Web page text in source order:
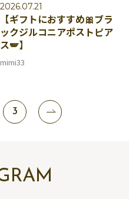
2026.07.21
【ギフトにおすすめ🎀ブラ
ックジルコニアポストピア
ス🪽】
mimi33
3